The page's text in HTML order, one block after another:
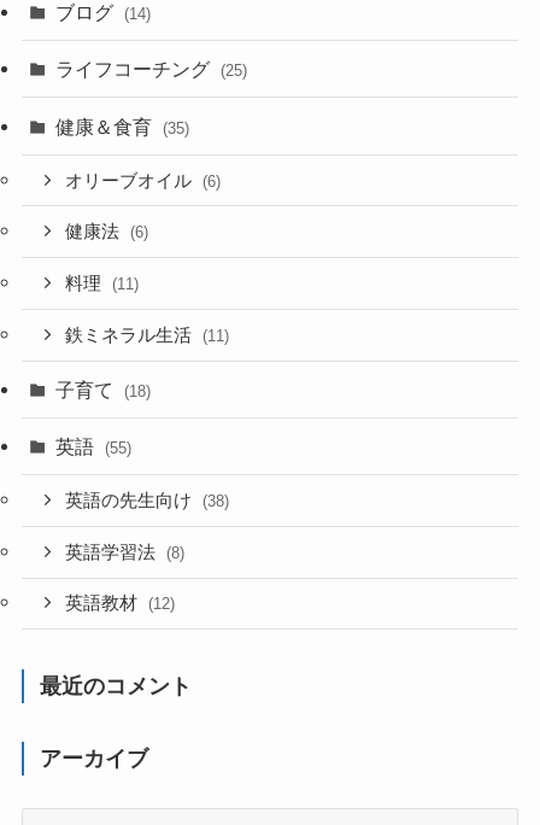
ブログ (14)
ライフコーチング (25)
健康＆食育 (35)
オリーブオイル (6)
健康法 (6)
料理 (11)
鉄ミネラル生活 (11)
子育て (18)
英語 (55)
英語の先生向け (38)
英語学習法 (8)
英語教材 (12)
最近のコメント
アーカイブ